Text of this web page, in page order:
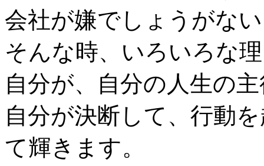
会社が嫌でしょうがな
そんな時、いろいろな
自分が、自分の人生の
自分が決断して、行動
て輝きます。